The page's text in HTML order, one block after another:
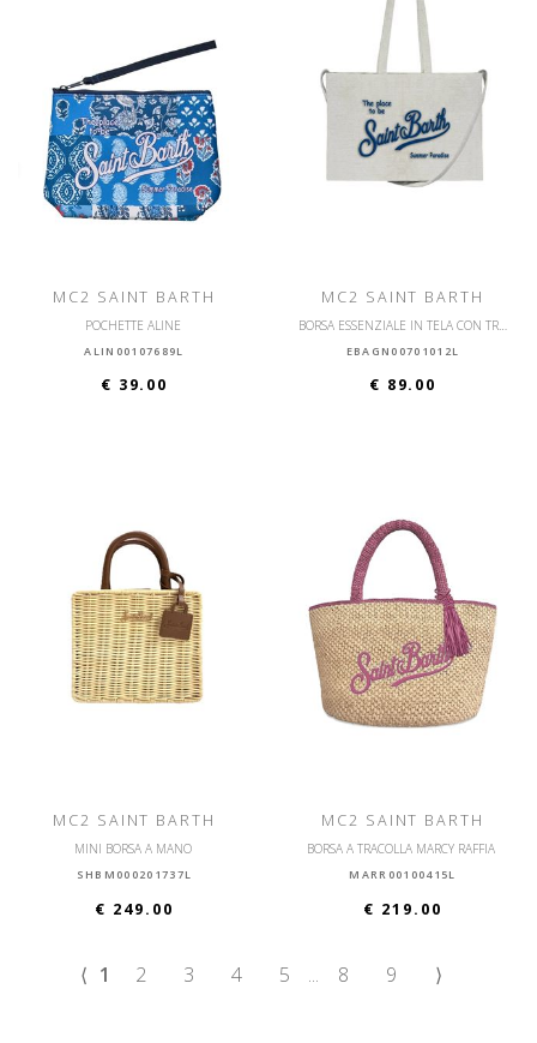
MC2 SAINT BARTH
POCHETTE ALINE
ALIN00107689L
€ 39.00
MC2 SAINT BARTH
BORSA ESSENZIALE IN TELA CON TRACOLLA
EBAGN00701012L
€ 89.00
MC2 SAINT BARTH
MINI BORSA A MANO
SHBM000201737L
€ 249.00
MC2 SAINT BARTH
BORSA A TRACOLLA MARCY RAFFIA
MARR00100415L
€ 219.00
⟨ 1 2 3 4 5 ... 8 9 ⟩